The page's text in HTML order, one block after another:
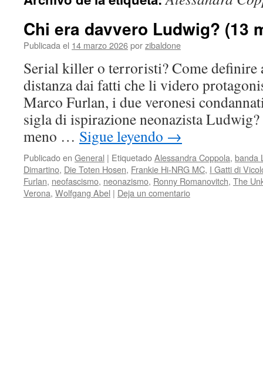
Chi era davvero Ludwig? (13
Publicada el 14 marzo 2026porzibaldone
Serial killer o terroristi? Come definire
distanza dai fatti che li videro
Marco Furlan, i due veronesi
sigla di ispirazione neonazista
meno … Sigue leyendo →
Publicado en General | EtiquetadoAlessandra Coppola, banda
Dimartino, Die Toten Hosen, Frankie Hi-NRG MC, I Gatti di
Furlan, neofascismo, neonazismo, Ronny Romanovitch, The
Verona, Wolfgang Abel | Deja un comentario